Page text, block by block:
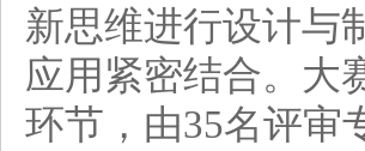
新思维进行设计与
应用紧密结合。大
环节，由35名评审